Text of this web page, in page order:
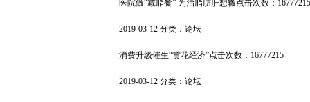
医院做“减脂餐” 为治脂肪肝想辙点击次数：16777215
2019-03-12 分类： 论坛
消费升级催生“赏花经济”点击次数：16777215
2019-03-12 分类： 论坛